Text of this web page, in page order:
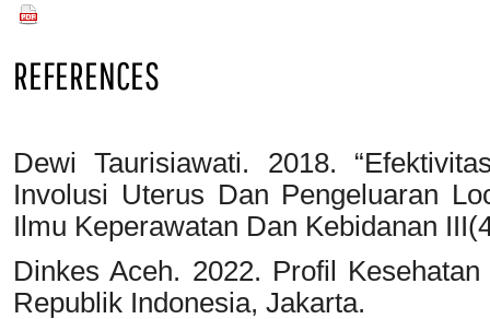
PDF
REFERENCES
Dewi Taurisiawati. 2018.
Involusi Uterus Dan Pengeluaran
Ilmu Keperawatan Dan Kebidanan
Dinkes Aceh. 2022. Profil
Republik Indonesia, Jakarta.